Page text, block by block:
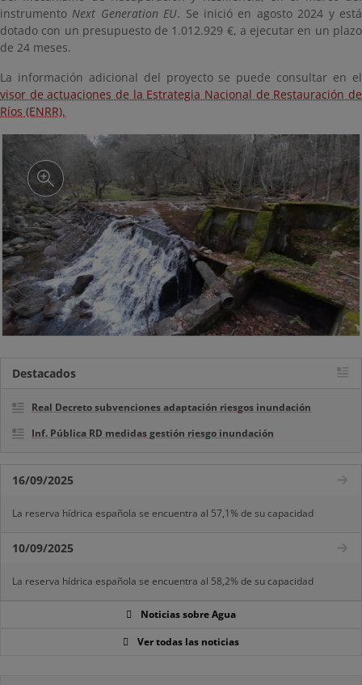
instrumentoNext Generation EU. Se inició en agosto 2024 y está
dotado con un presupuesto de 1.012.929 €, a ejecutar en un plazo
de 24 meses.
La información adicional del proyecto se puede consultar en el
visor de actuaciones de la Estrategia Nacional de Restauración de
Ríos (ENRR).
Destacados
Real Decreto subvenciones adaptación riesgos inundación
Inf. Pública RD medidas gestión riesgo inundación
16/09/2025
La reserva hídrica española se encuentra al 57,1% de su capacidad
10/09/2025
La reserva hídrica española se encuentra al 58,2% de su capacidad
Noticias sobre Agua
Ver todas las noticias